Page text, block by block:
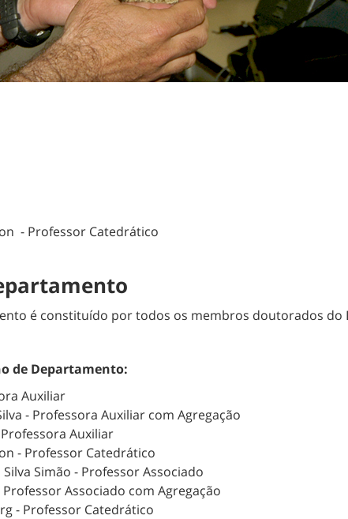
- Professor Catedrático
é constituído por todos os membros doutorados do
de Departamento:
Auxiliar
- Professora Auxiliar com Agregação
Auxiliar
- Professor Catedrático
Simão - Professor Associado
Associado com Agregação
- Professor Catedrático